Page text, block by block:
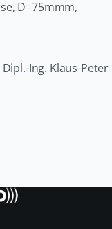
D=75mmm,
Ing. Klaus-Peter